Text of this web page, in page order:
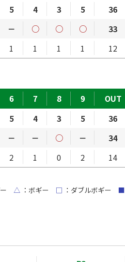
5 4 3 5
36
－ ○ ○ ○
33
1 1 1 1 12
6 7 8 9
OUT
5 4 3 5
36
－ － ○ －
34
2 1 0 2 14
△ ：ボギー □ ：ダブルボギー ■